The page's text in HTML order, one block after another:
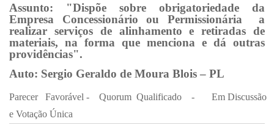
Assunto: "Dispõe sobre obrigatoriedade da
Empresa Concessionário ou Permissionária
a
realizar serviços de alinhamento e retiradas de
materiais, na forma que menciona e dá outras
providências".
Auto: Sergio Geraldo de Moura Blois – PL
Parecer Favorável - Quorum Qualificado - Em Discussão
e Votação Única